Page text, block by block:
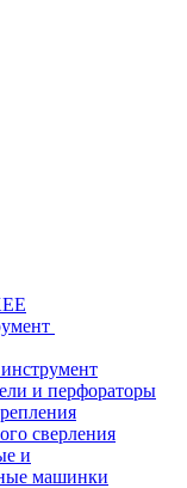
и перфораторы
сверления
и
машинки